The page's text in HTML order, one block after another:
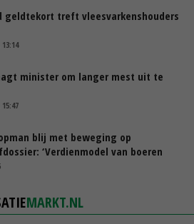
geldtekort treft vleesvarkenshouders
13:14
minister om langer mest uit te
15:47
blij met beweging op
‘Verdienmodel van boeren
MARKT.NL